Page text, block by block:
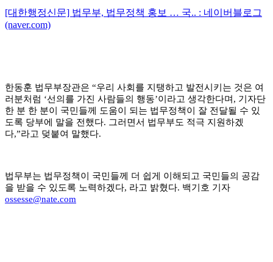
[대한행정신문] 법무부, 법무정책 홍보 … 국.. : 네이버블로그
(naver.com)
한동훈 법무부장관은 “우리 사회를 지탱하고 발전시키는 것은 여
러분처럼 ‘선의를 가진 사람들의 행동’이라고 생각한다며, 기자단
한 분 한 분이 국민들께 도움이 되는 법무정책이 잘 전달될 수 있
도록 당부에 말을 전했다. 그러면서 법무부도 적극 지원하겠
다,”라고 덪붙여 말했다.
법무부는 법무정책이 국민들께 더 쉽게 이해되고 국민들의 공감
을 받을 수 있도록 노력하겠다, 라고 밝혔다. 백기호 기자
ossesse@nate.com